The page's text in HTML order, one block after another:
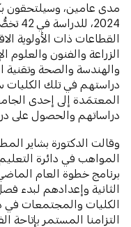
مدى عامين، وسيلتحقون
2024،
القطاعات ذات الأولوية
الزراعة والفنون والعلوم
والهندسة والصحة وتقنية
دراستهم في تلك الكليات
المعتمَدة إلى إحدى
دراساتهم والحصول على
وقالت الدكتورة بشاير
المواهب في دائرة
برنامج خطوة العام
الثانية وإعدادهم لبدء
الكليات والمجتمعات في
التزامنا المستمر بإتاحة